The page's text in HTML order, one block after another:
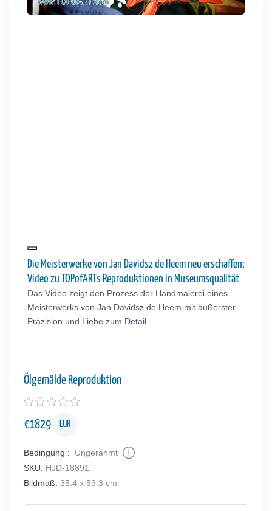
Die Meisterwerke von Jan Davidsz de Heem neu erschaffen:
Video zu TOPofARTs Reproduktionen in Museumsqualität
Das Video zeigt den Prozess der Handmalerei eines
Meisterwerks von Jan Davidsz de Heem mit äußerster
Präzision und Liebe zum Detail.
Ölgemälde Reproduktion
€1829 EUR
Bedingung :
Ungerahmt
SKU: HJD-18891
Bildmaß: 35.4 x 53.3 cm